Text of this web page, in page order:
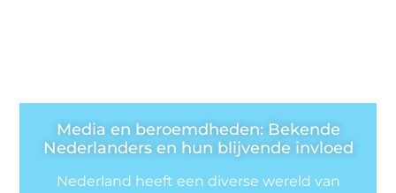
Media en beroemdheden: Bekende
Nederlanders en hun blijvende invloed
Nederland heeft een diverse wereld van